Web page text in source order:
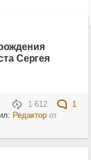
Сергея
1 612
1
Редакторот